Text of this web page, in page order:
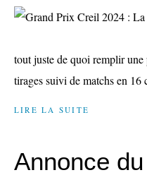
tout juste de quoi remplir
tirages suivi de matchs en
LIRE LA SUITE
Annonce